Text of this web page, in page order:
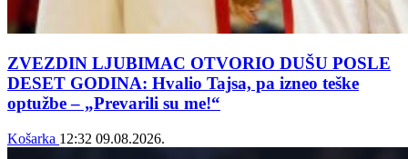
ZVEZDIN LJUBIMAC OTVORIO DUŠU POSLE
DESET GODINA: Hvalio Tajsa, pa izneo teške
optužbe – „Prevarili su me!“
Košarka 12:32 09.08.2026.